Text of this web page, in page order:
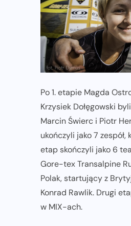
Po 1. etapie Magda
Krzysiek Dołęgowski
Marcin Świerc i Piotr
ukończyli jako 7
etap skończyli jako 6
Gore-tex Transalpine
Polak, startujący z
Konrad Rawlik. Drugi
w MIX-ach.